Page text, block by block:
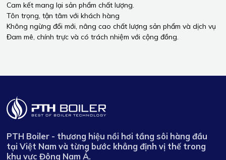
Cam kết mang lại sản phẩm chất lượng.
Tôn trọng, tận tâm với khách hàng
Không ngừng đổi mới, nâng cao chất lượng sản phẩm và dịch vụ
Đam mê, chính trực và có trách nhiệm với cộng đồng.
PTH Boiler - thương hiệu nồi hơi tầng sôi hàng đầu
tại Việt Nam và từng bước khẳng định vị thế trong
khu vực Đông Nam Á.